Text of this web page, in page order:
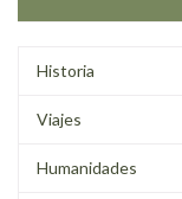
Historia
Viajes
Humanidades